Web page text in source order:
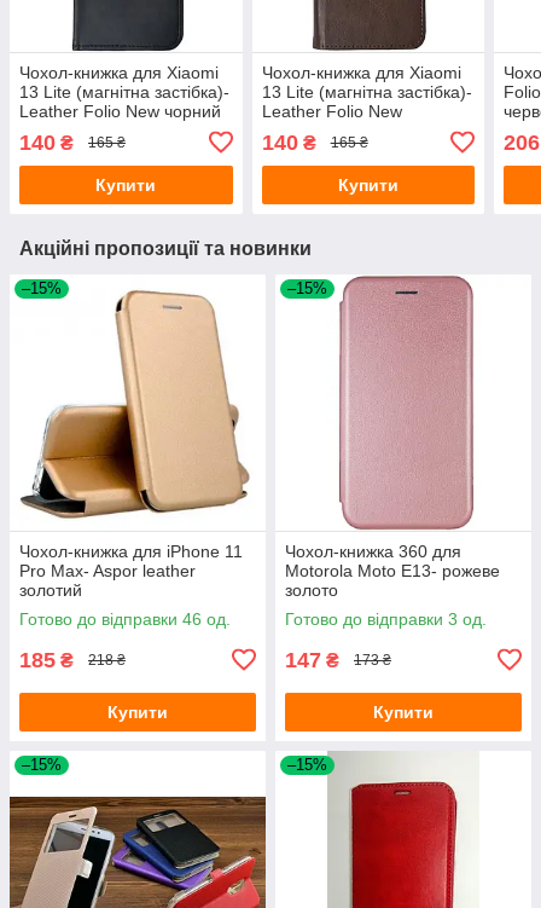
Чохол-книжка для Xiaomi
13 Lite (магнітна застібка)-
Leather Folio New чорний
140 ₴ 165 ₴
Купити
Чохол-книжка для Xiaomi
13 Lite (магнітна застібка)-
Leather Folio New
140₴ 165 ₴
Купити
206
Акційні пропозиції та новинки
–15%
Чохол-книжка для iPhone 11
Pro Max- Aspor leather
золотий
Готово до відправки 46 од.
185 ₴ 218 ₴
Купити
–15%
Чохол-книжка 360 для
Motorola Moto E13- рожеве
золото
Готово до відправки 3 од.
147 ₴ 173 ₴
Купити
–15% –15%